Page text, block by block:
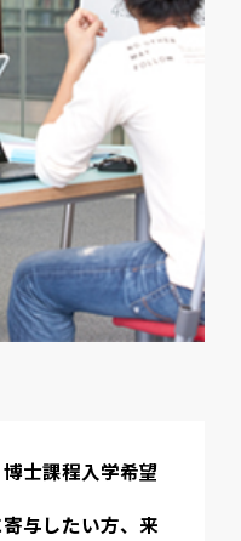
士課程入学希望
与したい方、来